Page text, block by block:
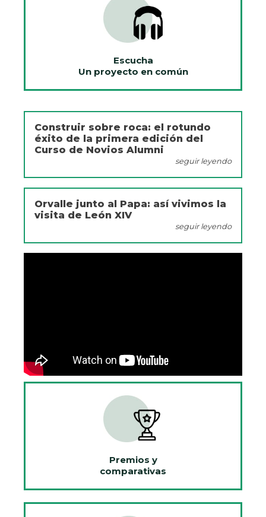
Escucha
Un proyecto en común
Construir sobre roca: el rotundo
éxito de la primera edición del
Curso de Novios Alumni
seguir leyendo
Orvalle junto al Papa: así vivimos la
visita de León XIV
seguir leyendo
Premios y
comparativas